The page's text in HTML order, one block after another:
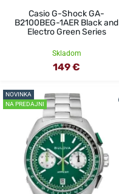
Casio G-Shock GA-
B2100BEG-1AER Black and
Electro Green Series
Skladom
149 €
NOVINKA
NA PREDAJNI